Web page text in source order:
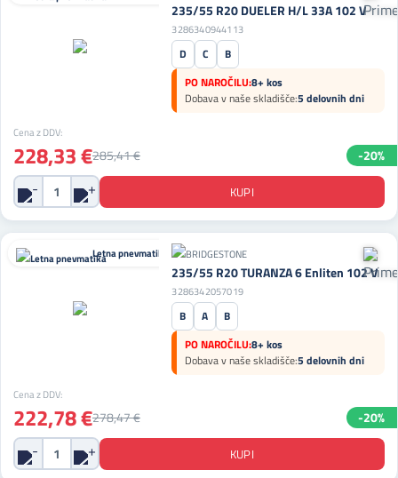
235/55 R20 DUELER H/L 33A 102 V
3286340944113
D C
B
PO NAROČILU:8+ kos
Dobava v naše skladišče:5 delovnih dni
Cena z DDV:
228,33 €285,41 € -20%
Letna pnevmatika
235/55 R20 TURANZA 6 Enliten 102 V
3286342057019
B A
B
PO NAROČILU:8+ kos
Dobava v naše skladišče:5 delovnih dni
Cena z DDV:
222,78 €278,47 € -20%